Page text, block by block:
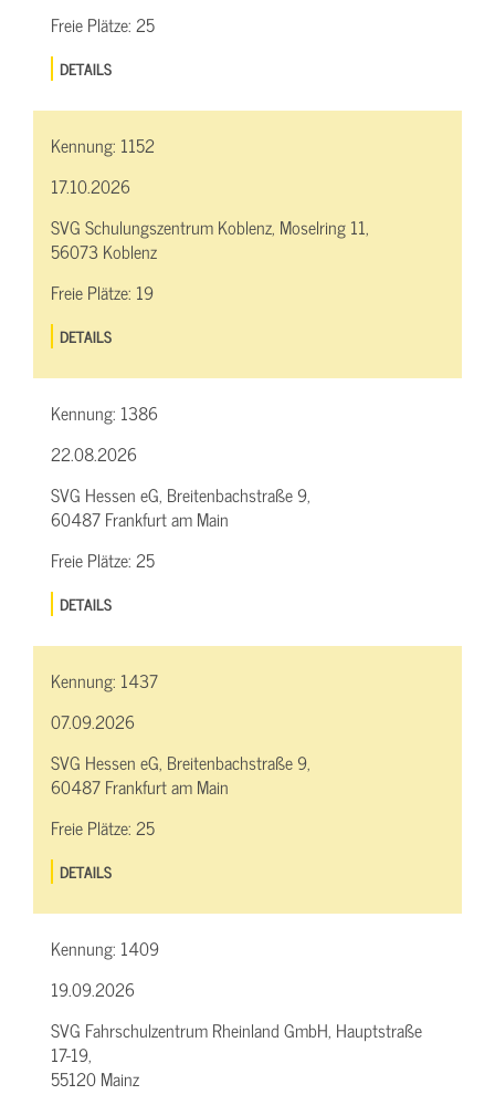
Freie Plätze:25
DETAILS
Kennung: 1152
17.10.2026
SVG Schulungszentrum Koblenz, Moselring 11,
56073 Koblenz
Freie Plätze: 19
DETAILS
Kennung: 1386
22.08.2026
SVG Hessen eG, Breitenbachstraße 9,
60487 Frankfurt am Main
Freie Plätze:25
DETAILS
Kennung: 1437
07.09.2026
SVG Hessen eG, Breitenbachstraße 9,
60487 Frankfurt am Main
Freie Plätze:25
DETAILS
Kennung: 1409
19.09.2026
SVG Fahrschulzentrum Rheinland GmbH, Hauptstraße
17-19,
55120 Mainz